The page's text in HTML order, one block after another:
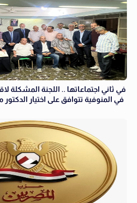
في ثاني اجتماعاتها .. اللجنة المشكلة
في المنوفية تتوافق على اختيار